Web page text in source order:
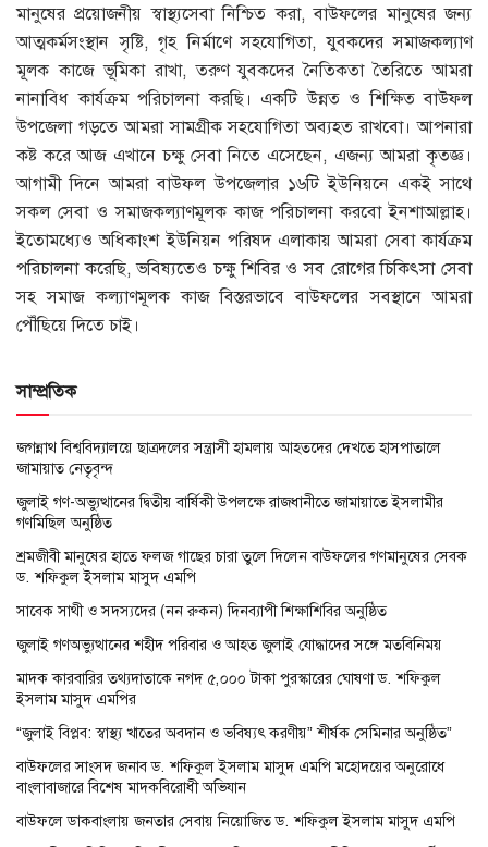
মানুষের প্রয়োজনীয় স্বাস্থ্যসেবা নিশ্চিত করা, বাউফলের মানুষের জন্য
আত্মকর্মসংস্থান সৃষ্টি, গৃহ নির্মাণে সহযোগিতা, যুবকদের সমাজকল্যাণ
মূলক কাজে ভূমিকা রাখা, তরুণ যুবকদের নৈতিকতা তৈরিতে আমরা
নানাবিধ কার্যক্রম পরিচালনা করছি। একটি উন্নত ও শিক্ষিত বাউফল
উপজেলা গড়তে আমরা সামগ্রীক সহযোগিতা অব্যহত রাখবো। আপনারা
কষ্ট করে আজ এখানে চক্ষু সেবা নিতে এসেছেন, এজন্য আমরা কৃতজ্ঞ।
আগামী দিনে আমরা বাউফল উপজেলার ১৬টি ইউনিয়নে একই সাথে
সকল সেবা ও সমাজকল্যাণমূলক কাজ পরিচালনা করবো ইনশাআল্লাহ।
ইতোমধ্যেও অধিকাংশ ইউনিয়ন পরিষদ এলাকায় আমরা সেবা কার্যক্রম
পরিচালনা করেছি, ভবিষ্যতেও চক্ষু শিবির ও সব রোগের চিকিৎসা সেবা
সহ সমাজ কল্যাণমূলক কাজ বিস্তরভাবে বাউফলের সবস্থানে আমরা
পৌঁছিয়ে দিতে চাই।
সাম্প্রতিক
জগন্নাথ বিশ্ববিদ্যালয়ে ছাত্রদলের সন্ত্রাসী হামলায় আহতদের দেখতে হাসপাতালে
জামায়াত নেতৃবৃন্দ
জুলাই গণ-অভ্যুত্থানের দ্বিতীয় বার্ষিকী উপলক্ষে রাজধানীতে জামায়াতে ইসলামীর
গণমিছিল অনুষ্ঠিত
শ্রমজীবী মানুষের হাতে ফলজ গাছের চারা তুলে দিলেন বাউফলের গণমানুষের সেবক
ড. শফিকুল ইসলাম মাসুদ এমপি
সাবেক সাথী ও সদস্যদের (নন রুকন) দিনব্যাপী শিক্ষাশিবির অনুষ্ঠিত
জুলাই গণঅভ্যুত্থানের শহীদ পরিবার ও আহত জুলাই যোদ্ধাদের সঙ্গে মতবিনিময়
মাদক কারবারির তথ্যদাতাকে নগদ ৫,০০০ টাকা পুরস্কারের ঘোষণা ড. শফিকুল
ইসলাম মাসুদ এমপির
“জুলাই বিপ্লব: স্বাস্থ্য খাতের অবদান ও ভবিষ্যৎ করণীয়” শীর্ষক সেমিনার অনুষ্ঠিত”
বাউফলের সাংসদ জনাব ড. শফিকুল ইসলাম মাসুদ এমপি মহোদয়ের অনুরোধে
বাংলাবাজারে বিশেষ মাদকবিরোধী অভিযান
বাউফলে ডাকবাংলায় জনতার সেবায় নিয়োজিত ড. শফিকুল ইসলাম মাসুদ এমপি